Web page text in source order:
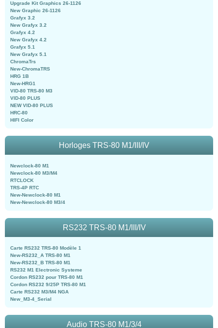
Upgrade Kit Graphics 26-1126
New Graphic 26-1126
Grafyx 3.2
New Grafyx 3.2
Grafyx 4.2
New Grafyx 4.2
Grafyx 5.1
New Grafyx 5.1
ChromaTrs
New-ChromaTRS
HRG 1B
New-HRG1
VID-80 TRS-80 M3
VID-80 PLUS
NEW VID-80 PLUS
HRC-80
HIFI Color
Horloges TRS-80 M1/III/IV
Newclock-80 M1
Newclock-80 M3/M4
RTCLOCK
TRS-4P RTC
New-Newclock-80 M1
New-Newclock-80 M3/4
RS232 TRS-80 M1/III/IV
Carte RS232 TRS-80 Modèle 1
New-RS232_A TRS-80 M1
New-RS232_B TRS-80 M1
RS232 M1 Electronic Systeme
Cordon RS232 pour TRS-80 M1
Cordon RS232 9/25P TRS-80 M1
Carte RS232 M3/M4 NGA
New_M3-4_Serial
Audio TRS-80 M1/3/4